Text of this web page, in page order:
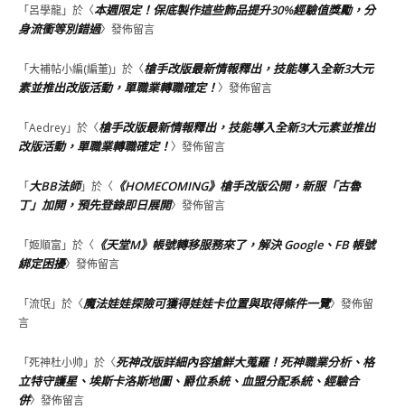
「呂學龍」於〈本週限定！保底製作這些飾品提升30%經驗值獎勵，分
身流衝等別錯過〉發佈留言
「大補帖小編(編董)」於〈槍手改版最新情報釋出，技能導入全新3大元
素並推出改版活動，單職業轉職確定！〉發佈留言
「Aedrey」於〈槍手改版最新情報釋出，技能導入全新3大元素並推出
改版活動，單職業轉職確定！〉發佈留言
「大BB法師」於〈 《HOMECOMING》槍手改版公開，新服「古魯
丁」加開，預先登錄即日展開〉發佈留言
「姬順富 」於〈 《天堂M》帳號轉移服務來了，解決 Google、FB 帳號
綁定困擾〉發佈留言
「流氓」於〈魔法娃娃探險可獲得娃娃卡位置與取得條件一覽〉發佈留
言
「死神杜小帅 」於〈死神改版詳細內容搶鮮大蒐羅！死神職業分析、格
立特守護星、埃斯卡洛斯地圖、爵位系統、血盟分配系統、經驗合
併〉發佈留言